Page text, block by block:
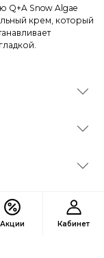
Акции Кабинет
Q+A Snow Algae
крем, который